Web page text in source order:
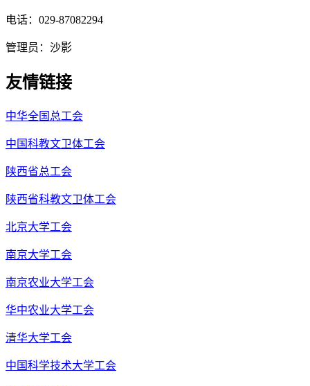
电话：029-87082294
管理员：沙影
友情链接
中华全国总工会
中国科教文卫体工会
陕西省总工会
陕西省科教文卫体工会
北京大学工会
南京大学工会
南京农业大学工会
华中农业大学工会
清华大学工会
中国科学技术大学工会